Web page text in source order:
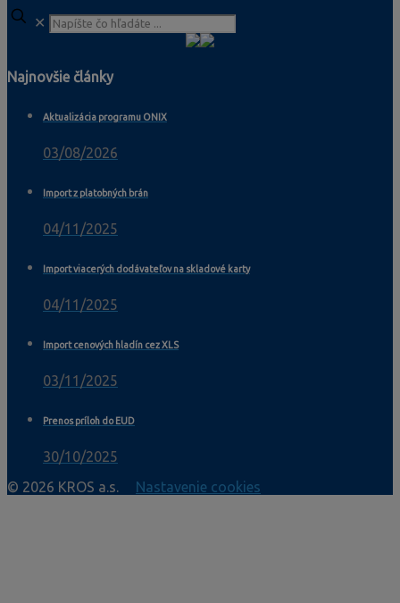
✕
Najnovšie články
Aktualizácia programu ONIX
03/08/2026
Import z platobných brán
04/11/2025
Import viacerých dodávateľov na skladové karty
04/11/2025
Import cenových hladín cez XLS
03/11/2025
Prenos príloh do EUD
30/10/2025
© 2026 KROS a.s.
Nastavenie cookies